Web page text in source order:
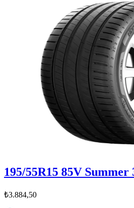
195/55R15 85V Summer
₺3.884,50